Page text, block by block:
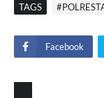
TAGS
Facebook